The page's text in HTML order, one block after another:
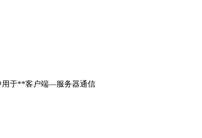
用于**客户端—服务器通信